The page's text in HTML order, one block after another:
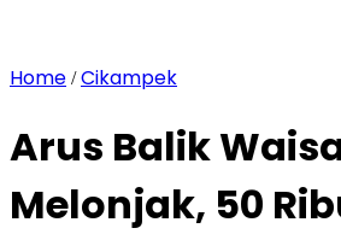
Home /Cikampek
Arus Balik
Melonjak, 50